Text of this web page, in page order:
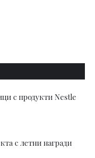
с продукти Nestle
с летни награди